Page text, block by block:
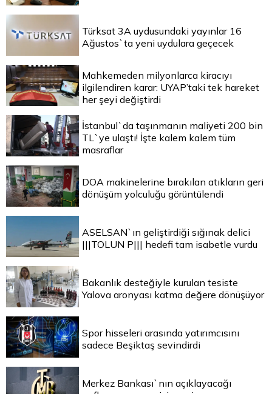
Türksat 3A uydusundaki yayınlar 16
Ağustos`ta yeni uydulara geçecek
Mahkemeden milyonlarca kiracıyı
ilgilendiren karar: UYAP’taki tek hareket
her şeyi değiştirdi
İstanbul`da taşınmanın maliyeti 200 bin
TL`ye ulaştı! İşte kalem kalem tüm
masraflar
DOA makinelerine bırakılan atıkların geri
dönüşüm yolculuğu görüntülendi
ASELSAN`ın geliştirdiği sığınak delici
|||TOLUN P||| hedefi tam isabetle vurdu
Bakanlık desteğiyle kurulan tesiste
Yalova aronyası katma değere dönüşüyor
Spor hisseleri arasında yatırımcısını
sadece Beşiktaş sevindirdi
Merkez Bankası`nın açıklayacağı